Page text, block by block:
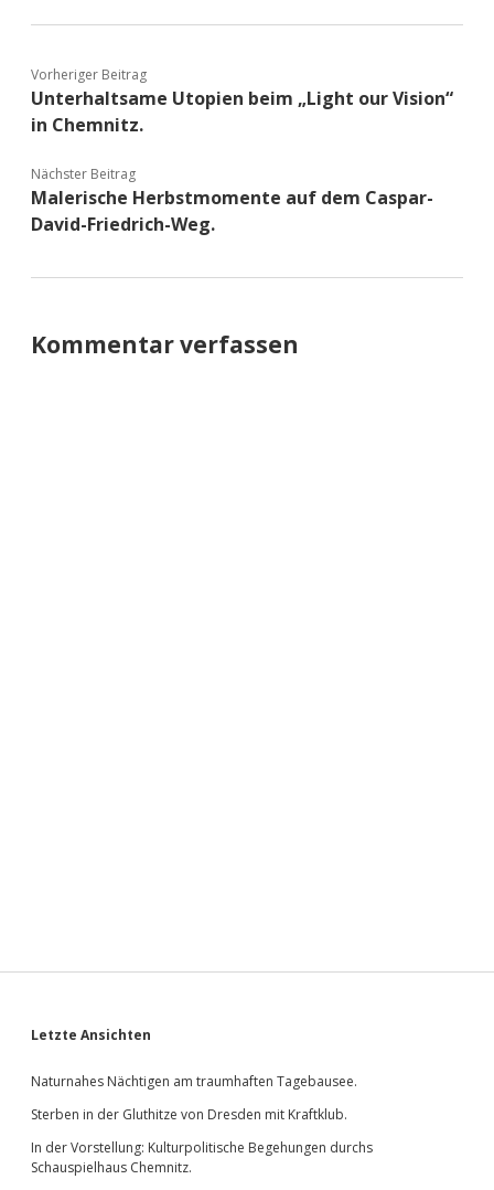
Vorheriger Beitrag
Unterhaltsame Utopien beim „Light our Vision“
in Chemnitz.
Nächster Beitrag
Malerische Herbstmomente auf dem Caspar-
David-Friedrich-Weg.
Kommentar verfassen
Sidebar
Letzte Ansichten
Naturnahes Nächtigen am traumhaften Tagebausee.
Sterben in der Gluthitze von Dresden mit Kraftklub.
In der Vorstellung: Kulturpolitische Begehungen durchs
Schauspielhaus Chemnitz.